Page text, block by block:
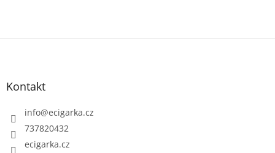
Kontakt
info@ecigarka.cz
737820432
ecigarka.cz